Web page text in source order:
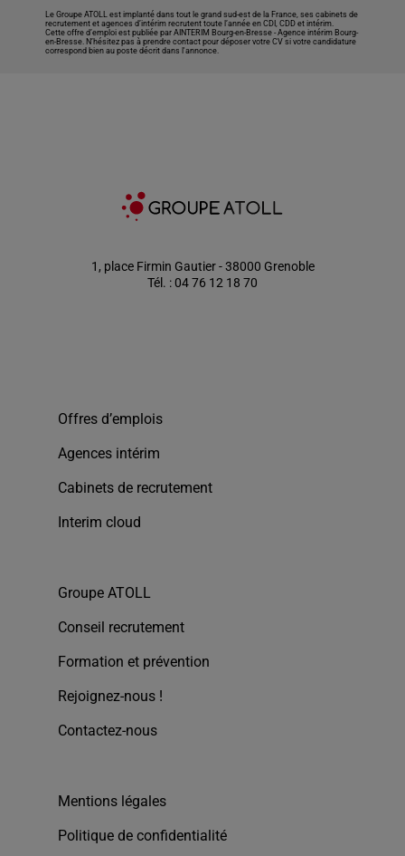
Le Groupe ATOLL est implanté dans tout le grand sud-est de la France, ses cabinets de
recrutement et agences d’intérim recrutent toute l’année en CDI, CDD et intérim.
Cette offre d’emploi est publiée par AINTERIM Bourg-en-Bresse -Agence intérim Bourg-
en-Bresse. N’hésitez pas à prendre contact pour déposer votre CV si votre candidature
correspond bien au poste décrit dans l'annonce.
1, place Firmin Gautier - 38000 Grenoble
Tél. : 04 76 12 18 70
Offres d’emplois
Agences intérim
Cabinets de recrutement
Interim cloud
Groupe ATOLL
Conseil recrutement
Formation et prévention
Rejoignez-nous !
Contactez-nous
Mentions légales
Politique de confidentialité